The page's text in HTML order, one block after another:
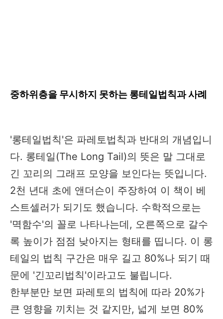
중하위층을 무시하지 못하는 롱테일법칙과 사례
'롱테일법칙'은 파레토법칙과 반대의 개념입니
다. 롱테일(The Long Tail)의 뜻은 말 그대로
긴 꼬리의 그래프 모양을 보인다는 뜻입니다.
2천 년대 초에 앤더슨이 주장하여 이 책이 베
스트셀러가 되기도 했습니다. 수학적으로는
'멱함수'의 꼴로 나타나는데, 오른쪽으로 갈수
록 높이가 점점 낮아지는 형태를 띱니다. 이 롱
테일의 법칙 구간은 매우 길고 80%나 되기 때
문에 '긴꼬리법칙'이라고도 불립니다.
한부분만 보면 파레토의 법칙에 따라 20%가
큰 영향을 끼치는 것 같지만, 넓게 보면 80%